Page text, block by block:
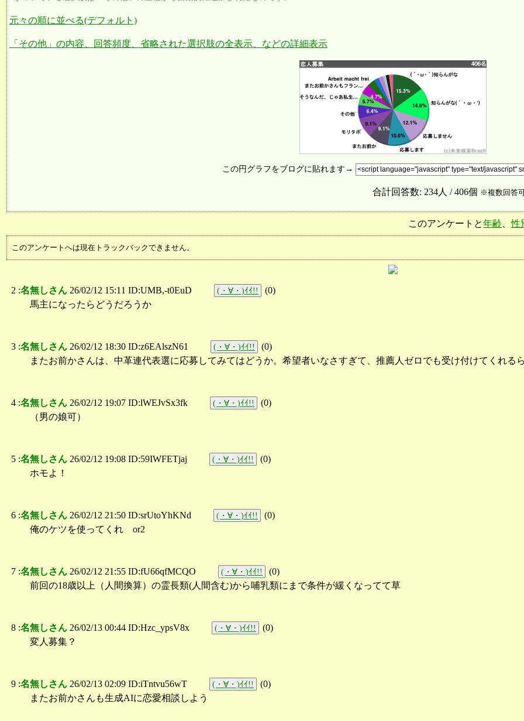
元々の順に並べる(デフォルト)
「その他」の内容、回答頻度、省略された選択肢の全表示、などの詳細表示
この円グラフをブログに貼れます→
合計回答数: 234人 / 406個 ※複数回答
このアンケートと年齢 、性
このアンケートへは現在トラックバックできません。
2 :名無しさん 26/02/12 15:11 ID:UMB,-t0EuD (・∀・)ｲｲ!! (0)
馬主になったらどうだろうか
3 :名無しさん 26/02/12 18:30 ID:z6EAlszN61 (・∀・)ｲｲ!! (0)
またお前かさんは、中革連代表選に応募してみてはどうか。希望者いなさすぎて、推薦人ゼロでも受け付けてくれるら
4 :名無しさん 26/02/12 19:07 ID:lWEJvSx3fk (・∀・)ｲｲ!! (0)
（男の娘可）
5 :名無しさん 26/02/12 19:08 ID:59IWFETjaj (・∀・)ｲｲ!! (0)
ホモよ！
6 :名無しさん 26/02/12 21:50 ID:srUtoYhKNd (・∀・)ｲｲ!! (0)
俺のケツを使ってくれ or2
7 :名無しさん 26/02/12 21:55 ID:fU66qfMCQO (・∀・)ｲｲ!! (0)
前回の18歳以上（人間換算）の霊長類(人間含む)から哺乳類にまで条件が緩くなってて草
8 :名無しさん 26/02/13 00:44 ID:Hzc_ypsV8x (・∀・)ｲｲ!! (0)
変人募集？
9 :名無しさん 26/02/13 02:09 ID:iTntvu56wT (・∀・)ｲｲ!! (0)
またお前かさんも生成AIに恋愛相談しよう